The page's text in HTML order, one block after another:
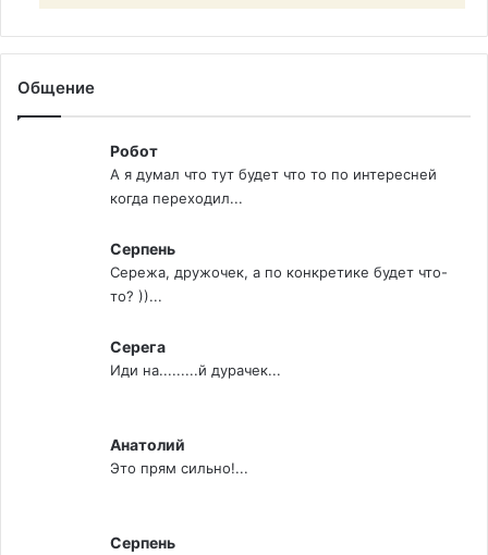
Общение
Робот
А я думал что тут будет что то по интересней
когда переходил...
Серпень
Сережа, дружочек, а по конкретике будет что-
то? ))...
Серега
Иди на.........й дурачек...
Анатолий
Это прям сильно!...
Серпень